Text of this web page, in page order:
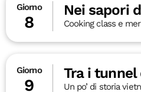
Giorno
8
Nei sapori
Cooking class e
Giorno
9
Tra i tunnel
Un po’ di storia